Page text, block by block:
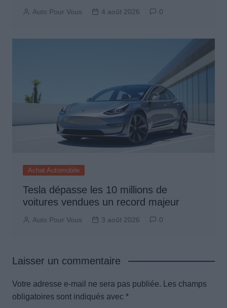
Auto Pour Vous 4 août 2026 0
Achat Automobile
Tesla dépasse les 10 millions de
voitures vendues un record majeur
Auto Pour Vous 3 août 2026 0
Laisser un commentaire
Votre adresse e-mail ne sera pas publiée.
Les champs
obligatoires sont indiqués avec *